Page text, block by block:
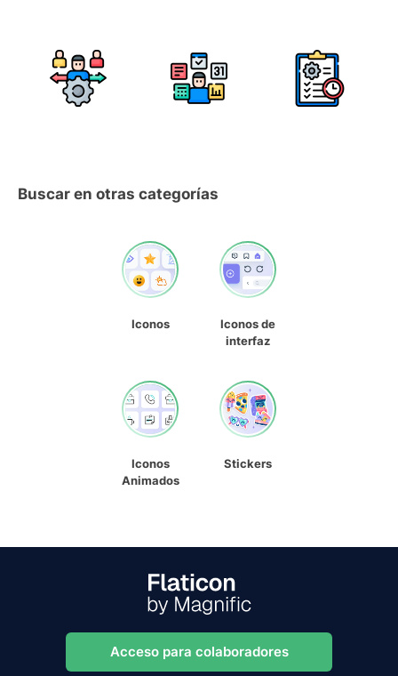
Buscar en otras categorías
Iconos
Iconos de
interfaz
Iconos
Animados
Stickers
Acceso para colaboradores